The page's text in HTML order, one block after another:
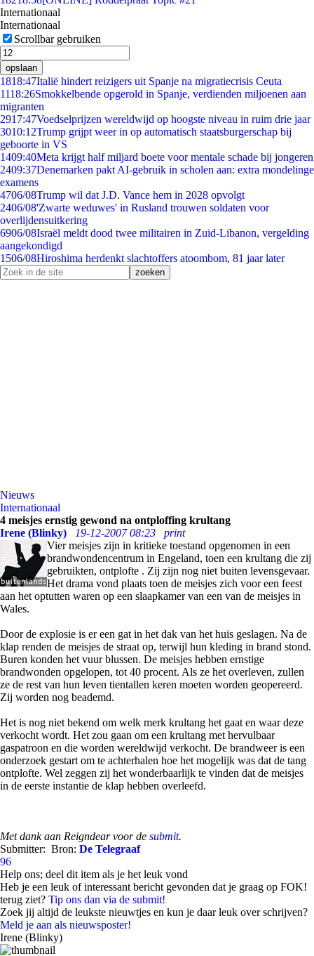
Internationaal
Internationaal
Scrollbar gebruiken
opslaan
1818:47Italië hindert reizigers uit Spanje na migratiecrisis Ceuta
1118:26Smokkelbende opgerold in Spanje, verdienden miljoenen aan
migranten
2917:47Voedselprijzen wereldwijd op hoogste niveau in ruim drie jaar
3010:12Trump grijpt weer in op automatisch staatsburgerschap bij
geboorte in VS
1409:40Meta krijgt half miljard boete voor mentale schade bij jongeren
2409:37Denemarken pakt AI-gebruik in scholen aan: extra mondelinge
examens
4706/08Trump wil dat J.D. Vance hem in 2028 opvolgt
2406/08'Zwarte weduwes' in Rusland trouwen soldaten voor
overlijdensuitkering
6906/08Israël meldt dood twee militairen in Zuid-Libanon, vergelding
aangekondigd
1506/08Hiroshima herdenkt slachtoffers atoombom, 81 jaar later
Nieuws
Internationaal
4 meisjes ernstig gewond na ontploffing krultang
Irene (Blinky)
19-12-2007 08:23
print
Vier meisjes zijn in kritieke toestand opgenomen in een
brandwondencentrum in Engeland, toen een krultang die zij
gebruikten, ontplofte . Zij zijn nog niet buiten levensgevaar.
Het drama vond plaats toen de meisjes zich voor een feest
aan het optutten waren op een slaapkamer van een van de meisjes in
Wales.
Door de explosie is er een gat in het dak van het huis geslagen. Na de
klap renden de meisjes de straat op, terwijl hun kleding in brand stond.
Buren konden het vuur blussen. De meisjes hebben ernstige
brandwonden opgelopen, tot 40 procent. Als ze het overleven, zullen
ze de rest van hun leven tientallen keren moeten worden geopereerd.
Zij worden nog beademd.
Het is nog niet bekend om welk merk krultang het gaat en waar deze
verkocht wordt. Het zou gaan om een krultang met hervulbaar
gaspatroon en die worden wereldwijd verkocht. De brandweer is een
onderzoek gestart om te achterhalen hoe het mogelijk was dat de tang
ontplofte. Wel zeggen zij het wonderbaarlijk te vinden dat de meisjes
in de eerste instantie de klap hebben overleefd.
Met dank aan Reigndear voor de submit.
Submitter: Bron: De Telegraaf
96
Help ons; deel dit item als je het leuk vond
Heb je een leuk of interessant bericht gevonden dat je graag op FOK!
terug ziet? Tip ons dan via de submit!
Zoek jij altijd de leukste nieuwtjes en kun je daar leuk over schrijven?
Meld je aan als nieuwsposter!
Irene (Blinky)